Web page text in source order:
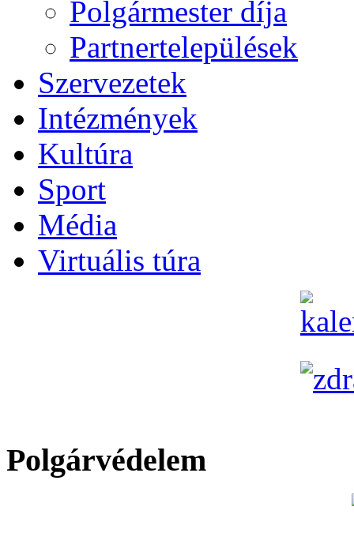
Polgármester díja
Partnertelepülések
Szervezetek
Intézmények
Kultúra
Sport
Média
Virtuális túra
Polgárvédelem